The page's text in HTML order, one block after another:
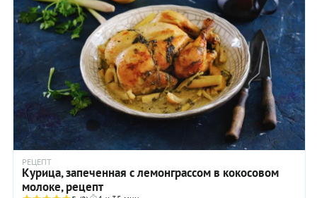
РЕЦЕПТ
Курица, запеченная с лемонграссом в кокосовом
молоке, рецепт